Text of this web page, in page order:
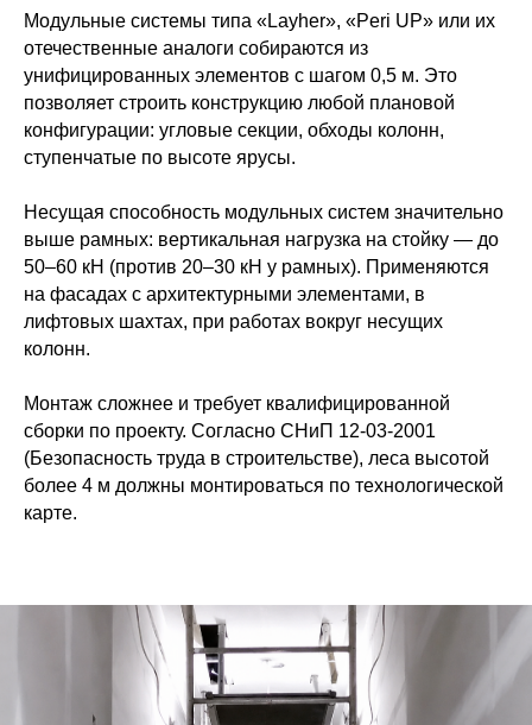
Модульные системы типа «Layher», «Peri UP» или их
отечественные аналоги собираются из
унифицированных элементов с шагом 0,5 м. Это
позволяет строить конструкцию любой плановой
конфигурации: угловые секции, обходы колонн,
ступенчатые по высоте ярусы.
Несущая способность модульных систем значительно
выше рамных: вертикальная нагрузка на стойку — до
50–60 кН (против 20–30 кН у рамных). Применяются
на фасадах с архитектурными элементами, в
лифтовых шахтах, при работах вокруг несущих
колонн.
Монтаж сложнее и требует квалифицированной
сборки по проекту. Согласно СНиП 12-03-2001
(Безопасность труда в строительстве), леса высотой
более 4 м должны монтироваться по технологической
карте.